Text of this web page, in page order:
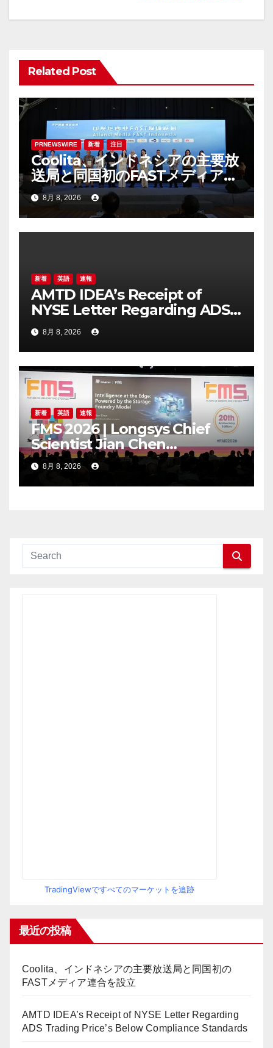
ー
ョ
ン
Related Post
PRNEWSWIRE 新着 注目
Coolita、インドネシアの主要放
送局と同国初のFASTメディア連
合を設立
8月 8, 2026
新着 英語 速報
AMTD IDEA’s Receipt of
NYSE Letter Regarding ADS
Trading Price’s Below
Compliance Standards
8月 8, 2026
新着 英語 速報
FMS 2026 | Longsys Chief
Scientist Jian Chen
Highlights the Storage
Foundry Model for Edge AI
8月 8, 2026
TradingViewですべてのマーケットを追跡
最近の投稿
Coolita、インドネシアの主要放送局と同国初の
FASTメディア連合を設立
AMTD IDEA’s Receipt of NYSE Letter Regarding
ADS Trading Price’s Below Compliance Standards